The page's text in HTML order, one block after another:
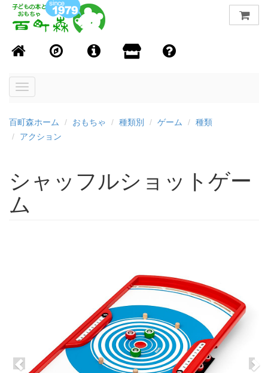
Toggle
百町森ホーム おもちゃ 種類別 ゲーム
種類
アクション
シャッフルショットゲー
ム